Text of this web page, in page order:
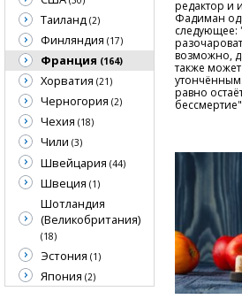
редактор и
Фадиман
следующее:
возможно,
также
равно
Таиланд (2)
Финляндия (17)
Франция (164)
Хорватия (21)
Черногория (2)
Чехия (18)
Чили (3)
Швейцария (44)
Швеция (1)
Шотландия
(Великобритания)
(18)
Эстония (1)
Япония (2)